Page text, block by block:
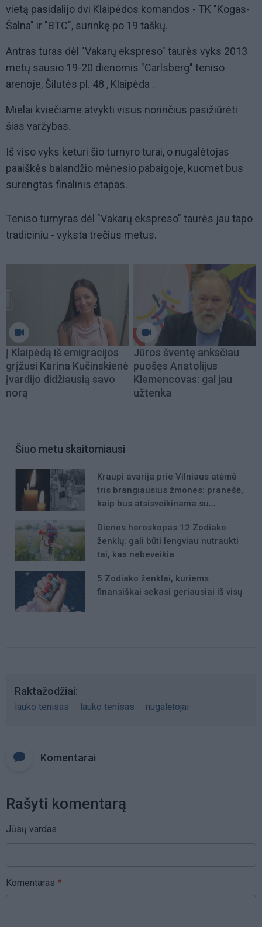
vietą pasidalijo dvi Klaipėdos komandos - TK "Kogas-
Šalna" ir "BTC", surinkę po 19 taškų.
Antras turas dėl "Vakarų ekspreso" taurės vyks 2013
metų sausio 19-20 dienomis "Carlsberg" teniso
arenoje, Šilutės pl. 48 , Klaipėda .
Mielai kviečiame atvykti visus norinčius pasižiūrėti
šias varžybas.
Iš viso vyks keturi šio turnyro turai, o nugalėtojas
paaiškės balandžio mėnesio pabaigoje, kuomet bus
surengtas finalinis etapas.
Teniso turnyras dėl "Vakarų ekspreso" taurės jau tapo
tradiciniu - vyksta trečius metus.
Į Klaipėdą iš emigracijos
grįžusi Karina Kučinskienė
įvardijo didžiausią savo
norą
Jūros šventę anksčiau
puošęs Anatolijus
Klemencovas: gal jau
užtenka
Šiuo metu skaitomiausi
Kraupi avarija prie Vilniaus atėmė
tris brangiausius žmones: pranešė,
kaip bus atsisveikinama su
Dienos horoskopas 12 Zodiako
ženklų: gali būti lengviau nutraukti
tai, kas nebeveikia
5 Zodiako ženklai, kuriems
finansiškai sekasi geriausiai iš visų
Raktažodžiai
lauko tenisas lauko tenisas nugalėtojai
Komentarai
Rašyti komentarą
Jūsų vardas
Komentaras